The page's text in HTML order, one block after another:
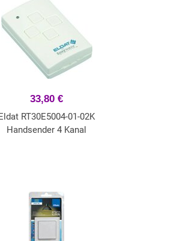
33,80 €
RT30E5004-01-02K
Handsender 4 Kanal